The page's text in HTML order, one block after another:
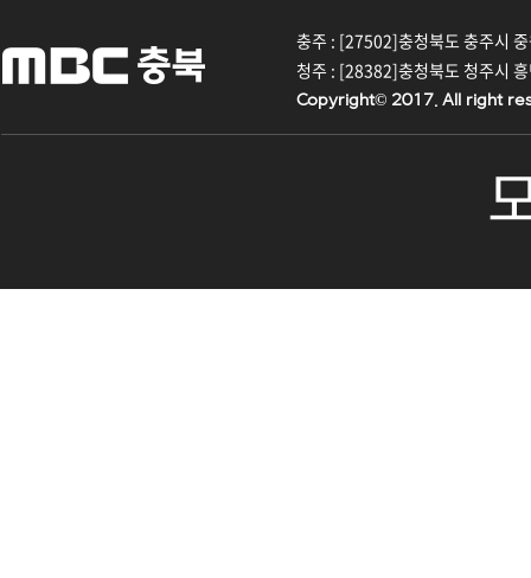
충주 : [27502]충청북도 충주시
청주 : [28382]충청북도 청주시
Copyright© 2017. All right